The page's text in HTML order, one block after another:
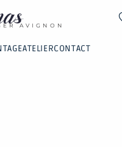
AVIGNON
ATELIERCONTACT